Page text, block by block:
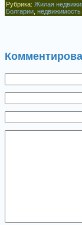
Рубрика: Жилая
Болгарии недвижимость